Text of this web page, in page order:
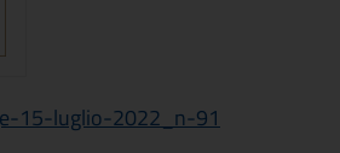
15-luglio-2022_n-91